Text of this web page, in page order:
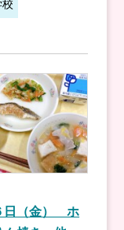
日（金） ホ